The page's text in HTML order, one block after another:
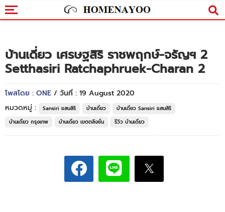
บ้านเดี่ยว เศรษฐสิริ ราชพฤกษ์-จรัญฯ 2
Setthasiri Ratchaphruek-Charan 2
โพสโดย : ONE / วันที่ : 19 August 2020
หมวดหมู่ :
Sansiri แสนสิริ บ้านเดี่ยว
บ้านเดี่ยว Sansiri แสนสิริ
บ้านเดี่ยว กรุงเทพ
บ้านเดี่ยว เขตตลิ่งชั่น รีวิว บ้านเดี่ยว